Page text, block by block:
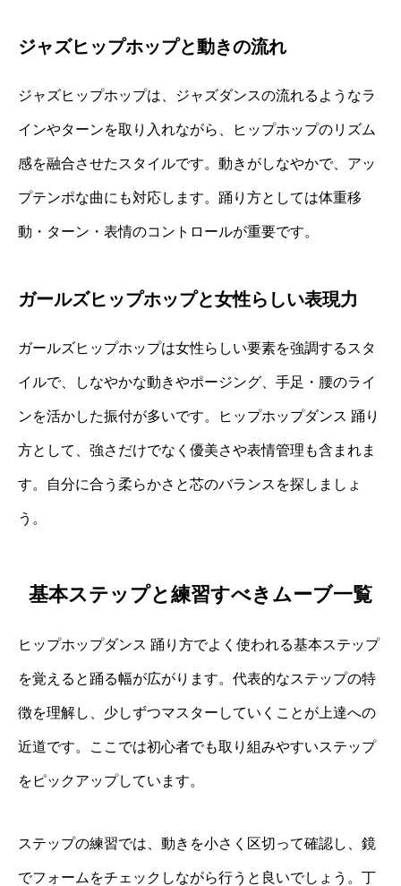
ジャズヒップホップと動きの流れ
ジャズヒップホップは、ジャズダンスの流れるようなラ
インやターンを取り入れながら、ヒップホップのリズム
感を融合させたスタイルです。動きがしなやかで、アッ
プテンポな曲にも対応します。踊り方としては体重移
動・ターン・表情のコントロールが重要です。
ガールズヒップホップと女性らしい表現力
ガールズヒップホップは女性らしい要素を強調するスタ
イルで、しなやかな動きやポージング、手足・腰のライ
ンを活かした振付が多いです。ヒップホップダンス 踊り
方として、強さだけでなく優美さや表情管理も含まれま
す。自分に合う柔らかさと芯のバランスを探しましょ
う。
基本ステップと練習すべきムーブ一覧
ヒップホップダンス 踊り方でよく使われる基本ステップ
を覚えると踊る幅が広がります。代表的なステップの特
徴を理解し、少しずつマスターしていくことが上達への
近道です。ここでは初心者でも取り組みやすいステップ
をピックアップしています。
ステップの練習では、動きを小さく区切って確認し、鏡
でフォームをチェックしながら行うと良いでしょう。丁